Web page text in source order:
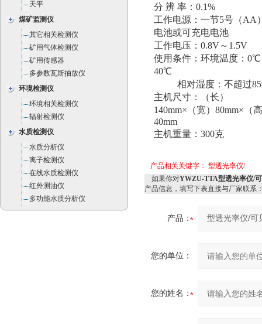
天平
煤矿监测仪
其它相关检测仪
矿用气体检测仪
矿用传感器
多参数瓦斯抽放仪
环境检测仪
环境相关检测仪
辐射检测仪
水质检测仪
水质分析仪
离子检测仪
在线水质检测仪
红外测油仪
多功能水质分析仪
分 辨 率：0.1%
工作电源：一节5号（AA
电池或可充电电池
工作电压：0.8V～1.5V
使用条件：环境温度：
40℃
相对湿度：不超过
主机尺寸：（长）
140mm×（宽）80mm×（
40mm
主机重量：300克
产品相关关键字： 型透光率仪/
如果你对YWZU-TTA型透光率仪/
产品信息，填写下表直接与厂家联系
产品：
您的单位：
您的姓名：